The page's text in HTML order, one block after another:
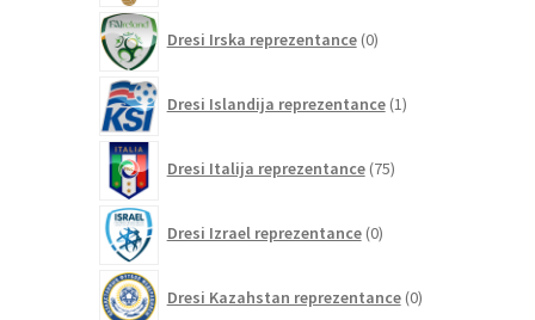
Dresi Irska reprezentance 0izdelkov
Dresi Islandija reprezentance 1izdelek
Dresi Italija reprezentance 75izdelkov
Dresi Izrael reprezentance 0izdelkov
Dresi Kazahstan reprezentance 0izdelkov